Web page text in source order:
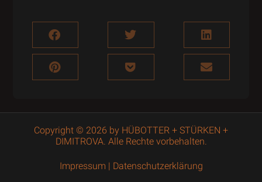
Copyright © 2026 by HÜBOTTER + STÜRKEN +
DIMITROVA. Alle Rechte vorbehalten.
Impressum | Datenschutzerklärung